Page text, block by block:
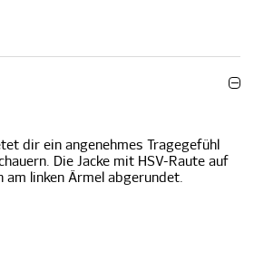
dir ein angenehmes Tragegefühl
Die Jacke mit HSV-Raute auf
am linken Ärmel abgerundet.